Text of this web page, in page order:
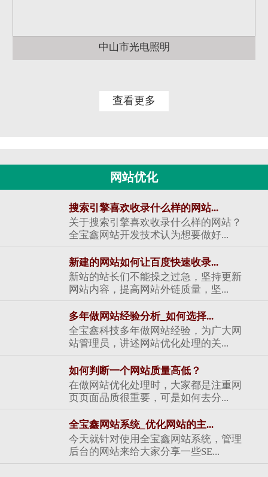
中山市光电照明
查看更多
网站优化
搜索引擎喜欢收录什么样的网站...
关于搜索引擎喜欢收录什么样的网站？
全宝鑫网站开发技术认为想要做好...
新建的网站如何让百度快速收录...
新站的站长们不能操之过急，坚持更新
网站内容，提高网站外链质量，坚...
多年做网站经验分析_如何选择...
全宝鑫科技多年做网站经验，为广大网
站管理员，讲述网站优化处理的关...
如何判断一个网站质量高低？
在做网站优化处理时，大家都是注重网
页页面品质很重要，可是如何去分...
全宝鑫网站系统_优化网站的主...
今天就针对使用全宝鑫网站系统，管理
后台的网站来给大家分享一些SE...